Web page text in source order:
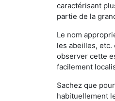
caractérisant
partie de la
Le nom
les abeilles, etc.
observer cette
facilement
Sachez que pour
habituellement